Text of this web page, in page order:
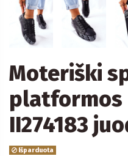
Moteriški
platformos
II274183
Išparduota